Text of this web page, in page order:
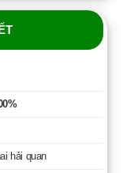
hải quan